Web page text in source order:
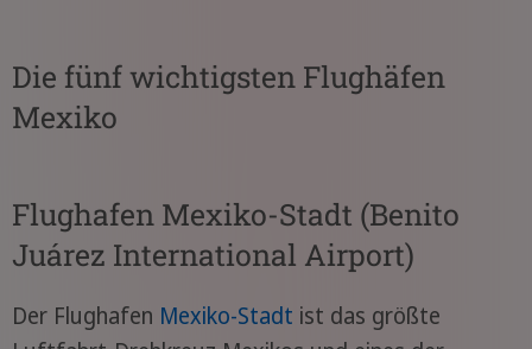
Die fünf wichtigsten Flughäfen
Mexiko
Flughafen Mexiko-Stadt (Benito
Juárez International Airport)
Der Flughafen Mexiko-Stadt ist das größte